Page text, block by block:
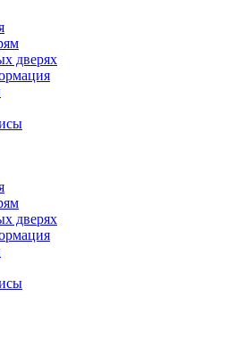
дверях
дверях